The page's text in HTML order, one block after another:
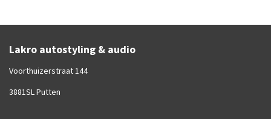
Lakro autostyling & audio
Voorthuizerstraat 144
3881SL Putten